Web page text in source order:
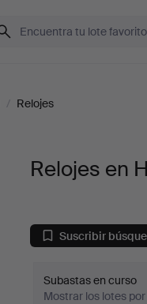
/ Relojes
Relojes en
Suscribir
Subastas en curso
Mostrar los lotes